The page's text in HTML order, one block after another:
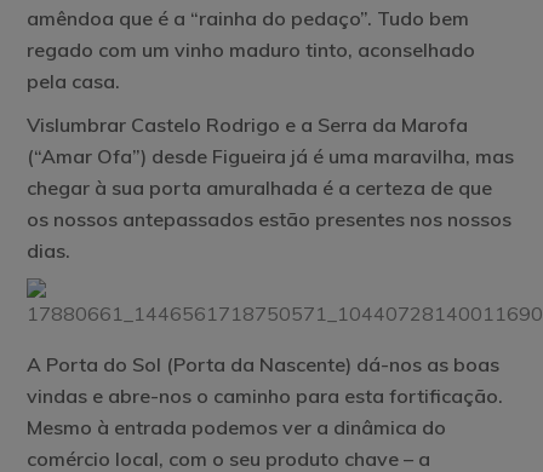
amêndoa que é a “rainha do pedaço”. Tudo bem
regado com um vinho maduro tinto, aconselhado
pela casa.
Vislumbrar Castelo Rodrigo e a Serra da Marofa
(“Amar Ofa”) desde Figueira já é uma maravilha, mas
chegar à sua porta amuralhada é a certeza de que
os nossos antepassados estão presentes nos nossos
dias.
A Porta do Sol (Porta da Nascente) dá-nos as boas
vindas e abre-nos o caminho para esta fortificação.
Mesmo à entrada podemos ver a dinâmica do
comércio local, com o seu produto chave – a